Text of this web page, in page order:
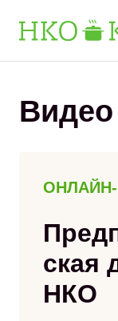
содержанию
Видео
ская
НКО